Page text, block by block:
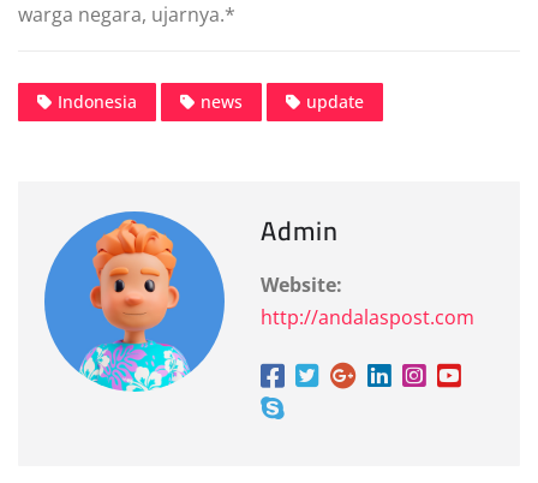
warga negara, ujarnya.*
Indonesia news update
Admin
Website:
http://andalaspost.com